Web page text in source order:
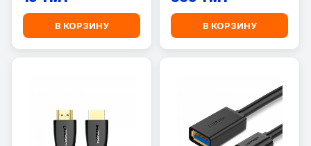
В КОРЗИНУ В КОРЗИНУ